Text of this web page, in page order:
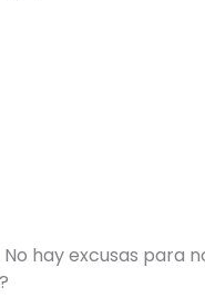
hay excusas para